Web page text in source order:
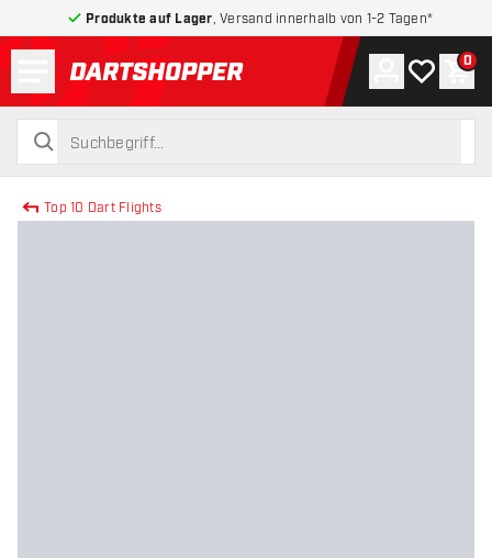
Produkte auf Lager , Versand innerhalb von 1-2 Tagen*
zurück zur Startseite
suchen
suchen
Konto
Meine 0
Top 10 Dart Flights